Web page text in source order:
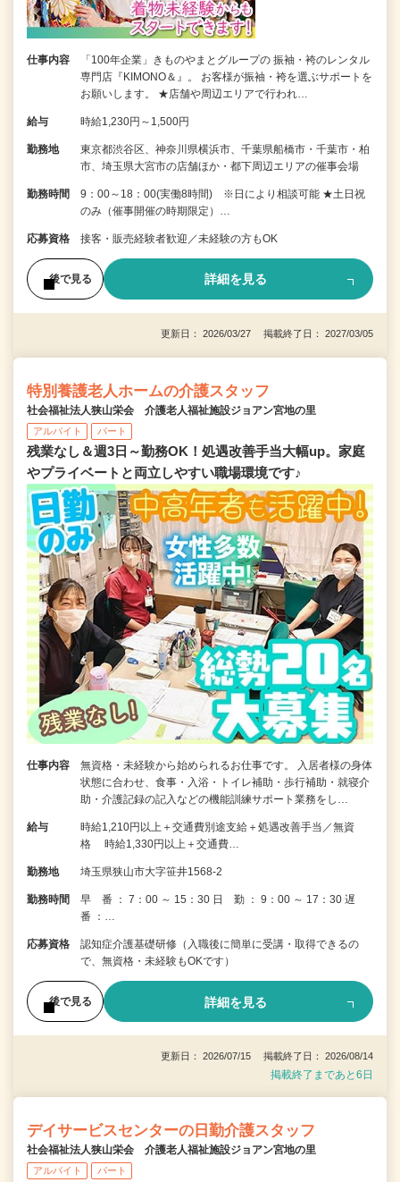
仕事内容
「100年企業」きものやまとグループの 振袖・袴のレンタル
専門店『KIMONO＆』。 お客様が振袖・袴を選ぶサポートを
お願いします。 ★店舗や周辺エリアで行われ…
給与 時給1,230円～1,500円
勤務地
東京都渋谷区、神奈川県横浜市、千葉県船橋市・千葉市・柏
市、埼玉県大宮市の店舗ほか・都下周辺エリアの催事会場
勤務時間
9：00～18：00(実働8時間) ※日により相談可能 ★土日祝
のみ（催事開催の時期限定）…
応募資格 接客・販売経験者歓迎／未経験の方もOK
後で見る 詳細を見る
更新日： 2026/03/27 掲載終了日： 2027/03/05
特別養護老人ホームの介護スタッフ
社会福祉法人狭山栄会 介護老人福祉施設ジョアン宮地の里
アルバイト パート
残業なし＆週3日～勤務OK！処遇改善手当大幅up。家庭
やプライベートと両立しやすい職場環境です♪
仕事内容
無資格・未経験から始められるお仕事です。 入居者様の身体
状態に合わせ、食事・入浴・トイレ補助・歩行補助・就寝介
助・介護記録の記入などの機能訓練サポート業務をし…
給与
時給1,210円以上＋交通費別途支給＋処遇改善手当／無資
格 時給1,330円以上＋交通費…
勤務地 埼玉県狭山市大字笹井1568-2
勤務時間
早 番 ： 7：00 ～ 15：30 日 勤 ： 9：00 ～ 17：30 遅
番 ：…
応募資格
認知症介護基礎研修（入職後に簡単に受講・取得できるの
で、無資格・未経験もOKです）
後で見る 詳細を見る
更新日： 2026/07/15 掲載終了日： 2026/08/14
掲載終了まであと6日
デイサービスセンターの日勤介護スタッフ
社会福祉法人狭山栄会 介護老人福祉施設ジョアン宮地の里
アルバイト パート